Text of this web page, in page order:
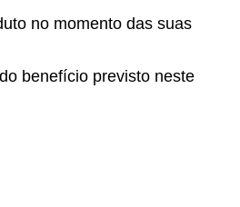
no momento das suas
benefício previsto neste